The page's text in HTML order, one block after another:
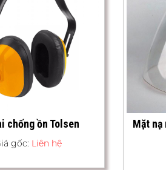
chống ồn Tolsen
gốc: Liên hệ
Mặt nạ